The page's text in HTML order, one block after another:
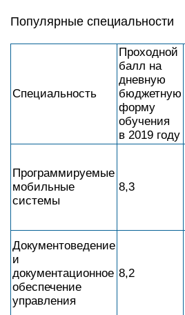
Популярные специальности
Специальность
Проходной
балл на
дневную
бюджетную
форму
обучения
в 2019 году
Программируемые
мобильные
системы
8,3
Документоведение
и
документационное
обеспечение
управления
8,2